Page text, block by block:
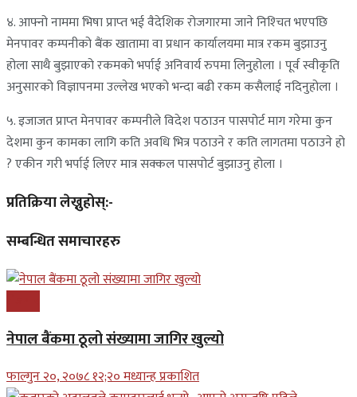
४. आफ्नो नाममा भिषा प्राप्‍त भई वैदेशिक रोजगारमा जाने निश्‍चित भएपछि
मेनपावर कम्पनीको बैंक खातामा वा प्रधान कार्यालयमा मात्र रकम बुझाउनु
होला साथै बुझाएको रकमको भर्पाई अनिवार्य रुपमा लिनुहोला । पूर्व स्वीकृति
अनुसारको विज्ञापनमा उल्लेख भएको भन्दा बढी रकम कसैलाई नदिनुहोला ।
५. इजाजत प्राप्‍त मेनपावर कम्पनीले विदेश पठाउन पासपोर्ट माग गरेमा कुन
देशमा कुन कामका लागि कति अवधि भित्र पठाउने र कति लागतमा पठाउने हो
? एकीन गरी भर्पाई लिएर मात्र सक्कल पासपोर्ट बुझाउनु होला ।
प्रतिक्रिया लेख्नुहोस्:-
सम्बन्धित समाचारहरु
नेपाल बैंकमा ठूलो संख्यामा जागिर खुल्यो
फाल्गुन २०, २०७८ १२;२० मध्यान्ह प्रकाशित